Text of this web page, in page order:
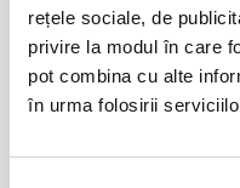
rețele sociale, de
privire la modul în care
pot combina cu alte
în urma folosirii
Taxă administrare - 1%
Taxă procesare - 2 lei
Un bilet este valabil pentru o
eveniment, adulți și copii,